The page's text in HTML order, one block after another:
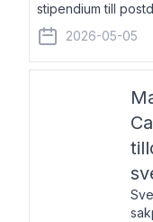
stipendium till
Stipendiebeloppet
Anders Agebjörn,
2026-05-05